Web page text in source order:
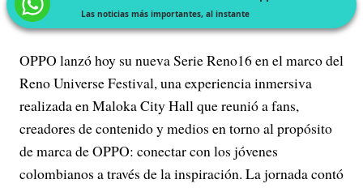
Las noticias más importantes, al instante
OPPO lanzó hoy su nueva Serie Reno16 en el marco del
Reno Universe Festival, una experiencia inmersiva
realizada en Maloka City Hall que reunió a fans,
creadores de contenido y medios en torno al propósito
de marca de OPPO: conectar con los jóvenes
colombianos a través de la inspiración. La jornada contó